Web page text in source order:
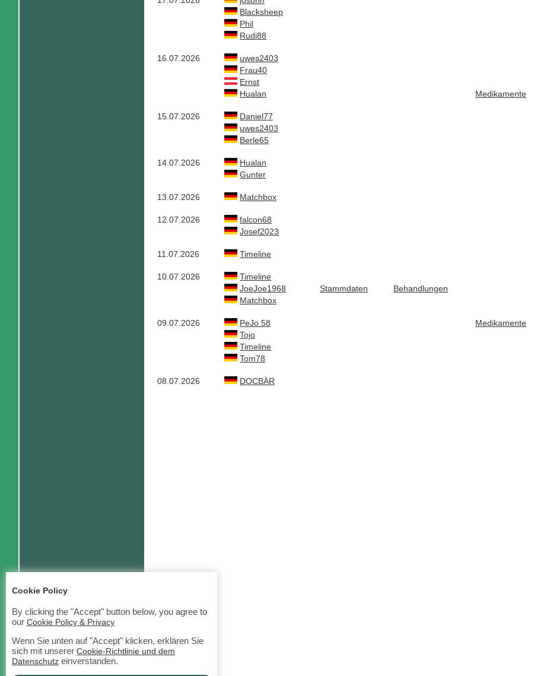
Blacksheep
Phil
Rudi88
16.07.2026 uwes2403
Frau40
Ernst
Hualan
Medikamente
15.07.2026 Daniel77
uwes2403
Berle65
14.07.2026 Hualan
Gunter
13.07.2026 Matchbox
12.07.2026 falcon68
Josef2023
11.07.2026 Timeline
10.07.2026 Timeline
JoeJoe1968
Stammdaten Behandlungen
Matchbox
09.07.2026 PeJo 58 Medikamente
Tojo
Timeline
Tom78
08.07.2026 DOCBÄR
Cookie Policy
By clicking the "Accept" button below, you agree to
our Cookie Policy & Privacy
Wenn Sie unten auf "Accept" klicken, erklären Sie
sich mit unserer Cookie-Richtlinie und dem
Datenschutz einverstanden.